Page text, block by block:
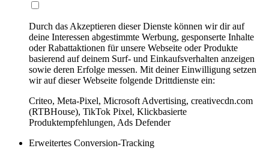
Durch das Akzeptieren dieser Dienste können wir dir auf
deine Interessen abgestimmte Werbung, gesponserte Inhalte
oder Rabattaktionen für unsere Webseite oder Produkte
basierend auf deinem Surf- und Einkaufsverhalten anzeigen
sowie deren Erfolge messen. Mit deiner Einwilligung setzen
wir auf dieser Webseite folgende Drittdienste ein:
Criteo, Meta-Pixel, Microsoft Advertising, creativecdn.com
(RTBHouse), TikTok Pixel, Klickbasierte
Produktempfehlungen, Ads Defender
Erweitertes Conversion-Tracking